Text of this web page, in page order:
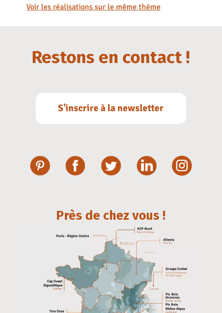
Voir les réalisations sur le même thème
Restons en contact !
S'inscrire à la newsletter
Près de chez vous !